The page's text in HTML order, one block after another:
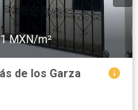
MXN/m²
de los Garza